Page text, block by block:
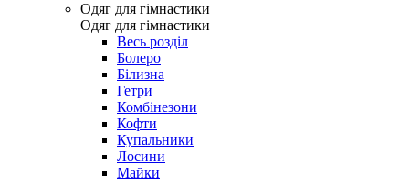
Одяг для гімнастики
Одяг для гімнастики
Весь розділ
Болеро
Білизна
Гетри
Комбінезони
Кофти
Купальники
Лосини
Майки